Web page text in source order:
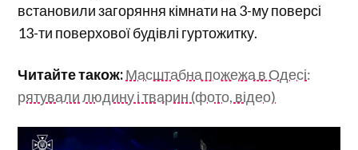
встановили загоряння кімнати на 3-му поверсі
13-ти поверхової будівлі гуртожитку.
Читайте також:Масштабна пожежа в Одесі:
рятували людину і тварин (фото, відео)